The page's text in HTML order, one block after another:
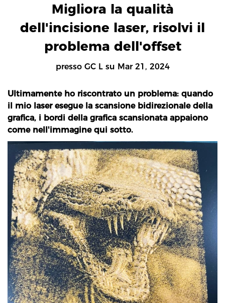
Migliora la qualità
dell'incisione laser, risolvi il
problema dell'offset
presso GC Lsu Mar 21, 2024
Ultimamente ho riscontrato un problema: quando
il mio laser esegue la scansione bidirezionale della
grafica, i bordi della grafica scansionata appaiono
come nell'immagine qui sotto.